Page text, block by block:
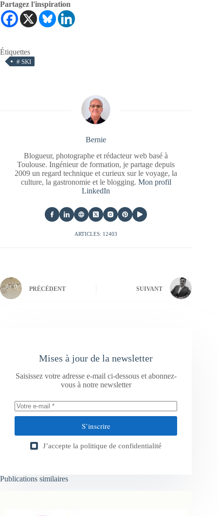
Partagez l'inspiration
Étiquettes
# SKI
Bernie
Blogueur, photographe et rédacteur web basé à
Toulouse. Ingénieur de formation, je partage depuis
2009 un regard technique et curieux sur le voyage, la
culture, la gastronomie et le blogging. Mon profil
LinkedIn
ARTICLES: 12403
PRÉCÉDENT SUIVANT
Mises à jour de la newsletter
Saisissez votre adresse e-mail ci-dessous et abonnez-
vous à notre newsletter
S’inscrire
J’accepte la politique de confidentialité
Publications similaires